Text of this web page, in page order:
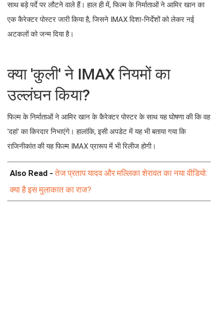
साथ बड़े पर्दे पर लौटने वाले हैं। हाल ही में, फिल्म के निर्माताओं ने आमिर खान का
एक कैरेक्टर पोस्टर जारी किया है, जिसने IMAX दिशा-निर्देशों को लेकर नई
अटकलों को जन्म दिया है।
क्या 'कुली' ने IMAX नियमों का
उल्लंघन किया?
फिल्म के निर्माताओं ने आमिर खान के कैरेक्टर पोस्टर के साथ यह घोषणा की कि वह
'दहां' का किरदार निभाएंगे। हालांकि, इसी अपडेट में यह भी बताया गया कि
राजिनीकांत की यह फिल्म IMAX प्रारूप में भी रिलीज होगी।
Also Read -तेज प्रताप यादव और मल्लिका शेरावत का नया वीडियो:
क्या है इस मुलाकात का राज?